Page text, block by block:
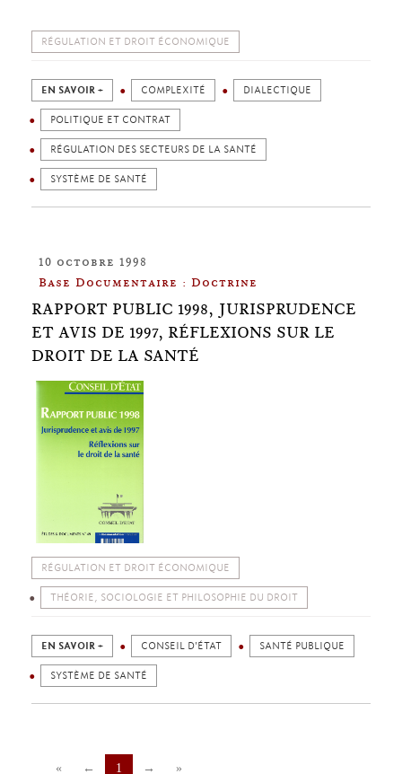
RÉGULATION ET DROIT ÉCONOMIQUE
EN SAVOIR + COMPLEXITÉ DIALECTIQUE
POLITIQUE ET CONTRAT
RÉGULATION DES SECTEURS DE LA SANTÉ
SYSTÈME DE SANTÉ
10 octobre 1998
Base Documentaire : Doctrine
RAPPORT PUBLIC 1998, JURISPRUDENCE
ET AVIS DE 1997, RÉFLEXIONS SUR LE
DROIT DE LA SANTÉ
RÉGULATION ET DROIT ÉCONOMIQUE
THÉORIE, SOCIOLOGIE ET PHILOSOPHIE DU DROIT
EN SAVOIR + CONSEIL D'ÉTAT SANTÉ PUBLIQUE
SYSTÈME DE SANTÉ
« ← 1 → »